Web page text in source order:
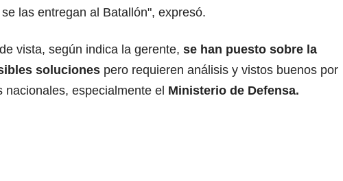
las entregan al Batallón", expresó.
vista, según indica la gerente, se han puesto sobre la
soluciones pero requieren análisis y vistos buenos por
nacionales, especialmente el Ministerio de Defensa.